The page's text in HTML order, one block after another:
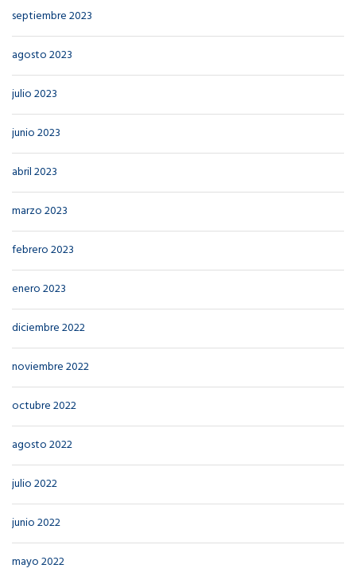
septiembre 2023
agosto 2023
julio 2023
junio 2023
abril 2023
marzo 2023
febrero 2023
enero 2023
diciembre 2022
noviembre 2022
octubre 2022
agosto 2022
julio 2022
junio 2022
mayo 2022